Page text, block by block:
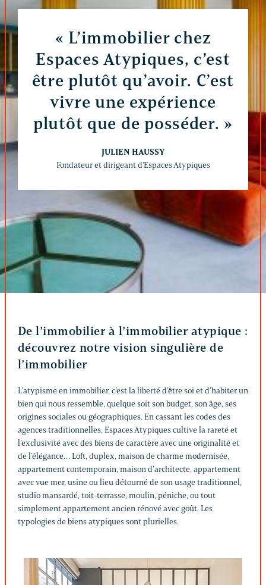
« L’immobilier chez
Espaces Atypiques, c’est
être plutôt qu’avoir. C’est
vivre une expérience
plutôt que de posséder. »
JULIEN HAUSSY
Fondateur et dirigeant d'Espaces Atypiques
De l’immobilier à l’immobilier atypique :
découvrez notre vision singulière de
l’immobilier
L’atypisme en immobilier, c’est la liberté d’être soi et d’habiter un
bien qui nous ressemble, quelque soit son budget, son âge, ses
origines sociales ou géographiques. En cassant les codes des
agences traditionnelles, Espaces Atypiques cultive la rareté et
l’exclusivité avec des biens de caractère avec une originalité et
de l’élégance… Loft, duplex, maison de charme modernisée,
appartement contemporain, maison d’architecte, appartement
avec vue mer, usine ou lieu détourné de son usage traditionnel,
studio mansardé, toit-terrasse, moulin, péniche, ou tout
simplement appartement ancien rénové avec goût. Les
typologies de biens atypiques sont plurielles.